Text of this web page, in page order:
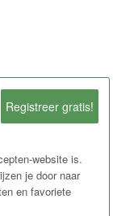
Registreer gratis!
website is.
je door naar
en favoriete